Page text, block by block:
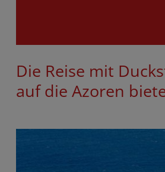
Die Reise mit
auf die Azoren